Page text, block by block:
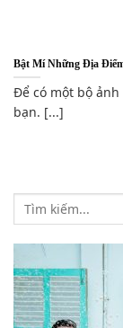
Bật Mí Những Địa
Để có một bộ ảnh
bạn. [...]